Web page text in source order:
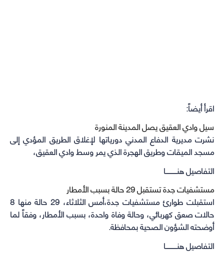
اقرأ أيضاً:
سيل وادي العقيق يصل المدينة المنورة
نشرت مديرية الدفاع المدني دورياتها لإغلاق الطريق المؤدي إلى
مسجد الميقات وطريق الهجرة الذي يمر وسط وادي العقيق،
التفاصيل هنـــــــــــا
مستشفيات جدة تستقبل 29 حالة بسبب الأمطار
استقبلت طوارئ مستشفيات جدة،أمس الثلاثاء، 29 حالة منها 8
حالات صعق كهربائي، وحالة وفاة واحدة، بسبب الأمطار، وفقاً لما
أوضحته الشؤون الصحية بمحافظة.
التفاصيل هنـــــــــــا